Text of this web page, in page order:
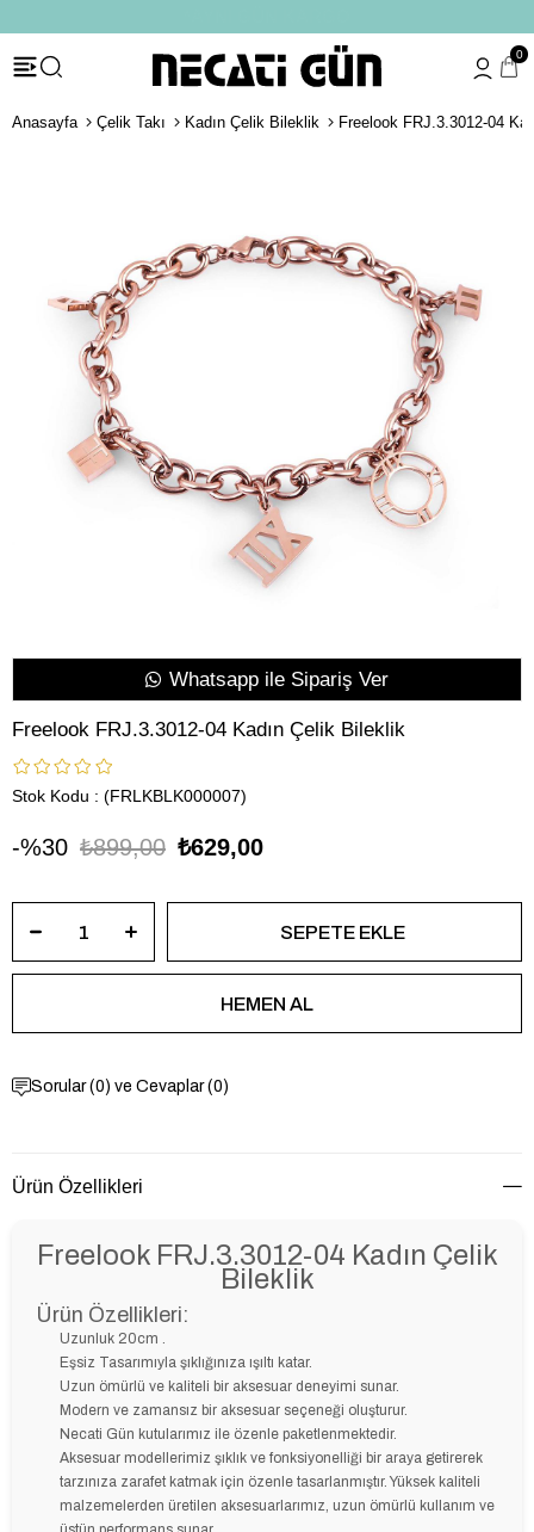
0
Anasayfa Çelik Takı Kadın Çelik Bileklik Freelook FRJ.3.3012-04
Whatsapp ile Sipariş Ver
Freelook FRJ.3.3012-04 Kadın Çelik Bileklik
Stok Kodu (FRLKBLK000007)
30 ₺899,00 ₺629,00
Sorular (0) ve Cevaplar (0)
Ürün Özellikleri
Freelook FRJ.3.3012-04 Kadın Çelik
Bileklik
Ürün Özellikleri:
Uzunluk 20cm .
Eşsiz Tasarımıyla şıklığınıza ışıltı katar.
Uzun ömürlü ve kaliteli bir aksesuar deneyimi sunar.
Modern ve zamansız bir aksesuar seçeneği oluşturur.
Necati Gün kutularımız ile özenle paketlenmektedir.
Aksesuar modellerimiz şıklık ve fonksiyonelliği bir araya getirerek
tarzınıza zarafet katmak için özenle tasarlanmıştır. Yüksek kaliteli
malzemelerden üretilen aksesuarlarımız, uzun ömürlü kullanım ve